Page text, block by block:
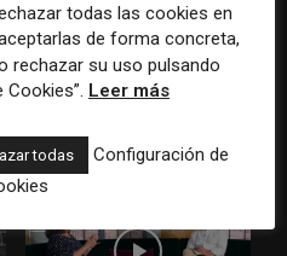
Cómo adelantarse a los
resúmenes con IA de Google
en las noticias de última hora:
el ejemplo de USA Today
todas las cookies en
de forma concreta,
rechazar su uso pulsando
Cookies”. Leer más
todas
Configuración de